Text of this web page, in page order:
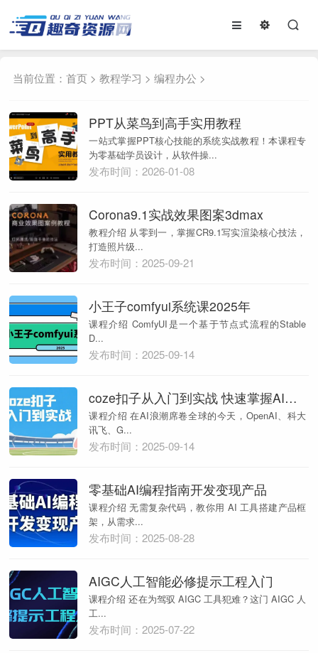
当前位置：首页 >教程学习 >编程办公 >
PPT从菜鸟到高手实用教程
一站式掌握PPT核心技能的系统实战教程！本课程专
为零基础学员设计，从软件操...
发布时间：2026-01-08
Corona9.1实战效果图案3dmax
教程介绍 从零到一，掌握CR9.1写实渲染核心技法，
打造照片级...
发布时间：2025-09-21
小王子comfyui系统课2025年
课程介绍 ComfyUI是一个基于节点式流程的Stable
D...
发布时间：2025-09-14
coze扣子从入门到实战 快速掌握AI工作流搭建
课程介绍 在AI浪潮席卷全球的今天，OpenAI、科大
讯飞、G...
发布时间：2025-09-14
零基础AI编程指南开发变现产品
课程介绍 无需复杂代码，教你用 AI 工具搭建产品框
架，从需求...
发布时间：2025-08-28
AIGC人工智能必修提示工程入门
课程介绍 还在为驾驭 AIGC 工具犯难？这门 AIGC 人
工...
发布时间：2025-07-22